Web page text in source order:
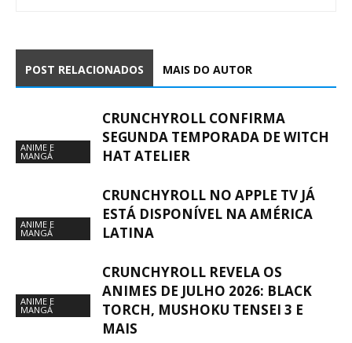
POST RELACIONADOS MAIS DO AUTOR
ANIME E
MANGÁ
CRUNCHYROLL CONFIRMA
SEGUNDA TEMPORADA DE WITCH
HAT ATELIER
ANIME E
MANGÁ
CRUNCHYROLL NO APPLE TV JÁ
ESTÁ DISPONÍVEL NA AMÉRICA
LATINA
ANIME E
MANGÁ
CRUNCHYROLL REVELA OS
ANIMES DE JULHO 2026: BLACK
TORCH, MUSHOKU TENSEI 3 E
MAIS